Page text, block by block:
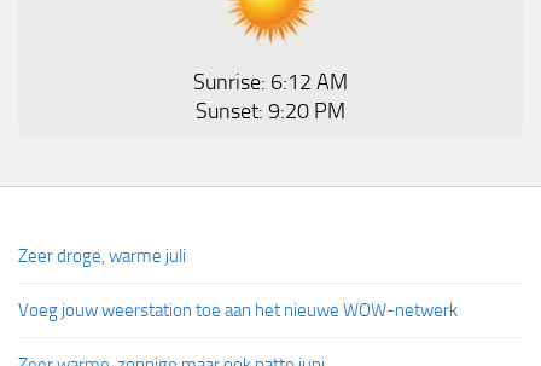
Sunrise: 6:12 AM
Sunset: 9:20 PM
Zeer droge, warme juli
Voeg jouw weerstation toe aan het nieuwe WOW-netwerk